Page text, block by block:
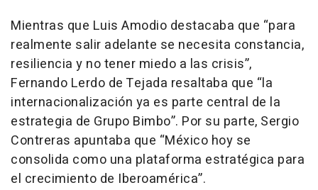
Mientras que Luis Amodio destacaba que “para
realmente salir adelante se necesita constancia,
resiliencia y no tener miedo a las crisis”,
Fernando Lerdo de Tejada resaltaba que “la
internacionalización ya es parte central de la
estrategia de Grupo Bimbo”. Por su parte, Sergio
Contreras apuntaba que “México hoy se
consolida como una plataforma estratégica para
el crecimiento de Iberoamérica”.